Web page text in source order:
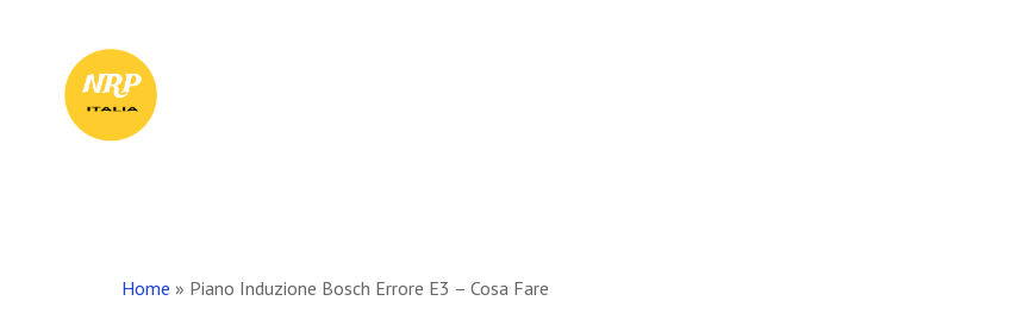
Tuo
Punto
Home » Piano Induzione Bosch Errore E3 – Cosa Fare​